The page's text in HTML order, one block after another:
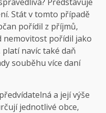
Stát v tomto případě
pořídil z příjmů,
nemovitost pořídil jako
navíc také daň
souběhu více daní
a její výše
jednotlivé obce,